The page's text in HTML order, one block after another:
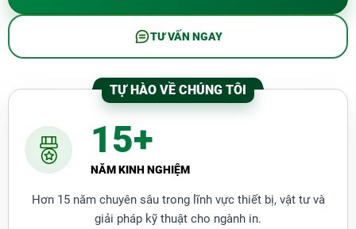
LIÊN HỆ NGAY VỚI CHÚNG TÔI
Tổng đài: 1900 5009
Gọi đặt mua:
9293 090
TƯ VẤN NGAY
TỰ HÀO VỀ CHÚNG TÔI
15+
NĂM KINH NGHIỆM
Hơn 15 năm chuyên sâu trong lĩnh vực thiết bị, vật tư và
giải pháp kỹ thuật cho ngành in.